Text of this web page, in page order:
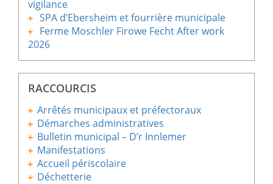
vigilance
SPA d’Ebersheim et fourrière municipale
Ferme Moschler Firowe Fecht After work
2026
RACCOURCIS
Arrêtés municipaux et préfectoraux
Démarches administratives
Bulletin municipal – D’r Innlemer
Manifestations
Accueil périscolaire
Déchetterie